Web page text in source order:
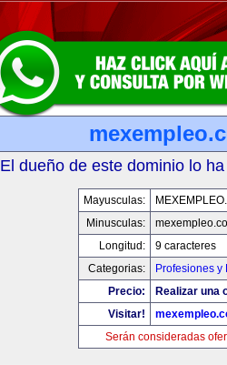
El dueño de este dominio lo
Mayusculas:
Minusculas:
Longitud:
9 caracteres
Categorias:
Profesiones y
Precio:
Realizar una
Visitar!
Serán consideradas